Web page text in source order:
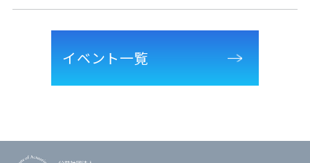
イベント一覧